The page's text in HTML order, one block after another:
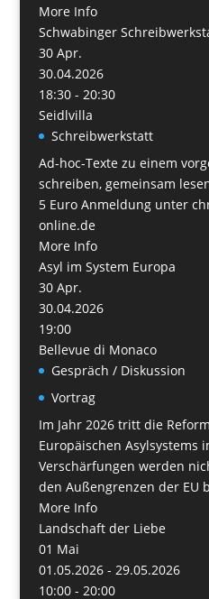
More Info
Schwabinger
30 Apr.
30.04.2026
18:30 - 20:30
Seidlvilla
Schreibwerkstatt
Ad-hoc-Texte zu einem
schreiben, gemeinsam
5 Euro Anmeldung unter
online.de
More Info
Asyl im System Europa
30 Apr.
30.04.2026
19:00
Bellevue di Monaco
Gespräch / Diskussion
Vortrag
Im Jahr 2026 tritt die
Europäischen Asylsystems
Verschärfungen werden
den Außengrenzen der EU
More Info
Landschaft der Liebe
01 Mai
01.05.2026 - 29.05.2026
10:00 - 20:00